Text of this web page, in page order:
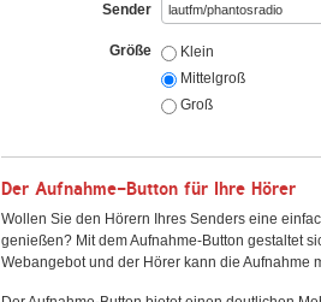
Sender
Größe
Klein
Mittelgroß
Groß
Der Aufnahme-Button für Ihre Hörer
Wollen Sie den Hörern Ihres Senders eine
genießen? Mit dem Aufnahme-Button gestaltet
Webangebot und der Hörer kann die Aufnahme